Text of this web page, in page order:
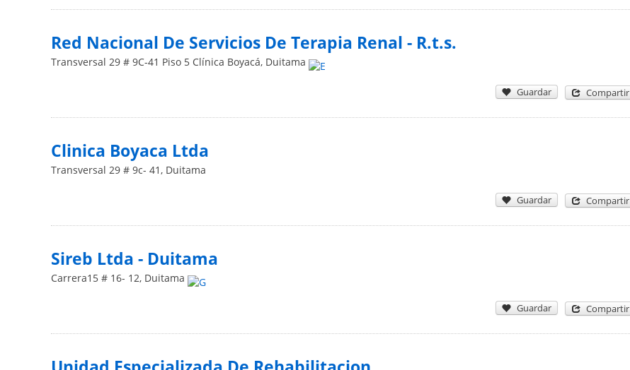
Red Nacional De Servicios De Terapia Renal - R.t.s.
Transversal 29 # 9C-41 Piso 5 Clínica Boyacá, Duitama
Guardar Compartir
Clinica Boyaca Ltda
Transversal 29 # 9c- 41, Duitama
Guardar Compartir
Sireb Ltda - Duitama
Carrera15 # 16- 12, Duitama
Guardar Compartir